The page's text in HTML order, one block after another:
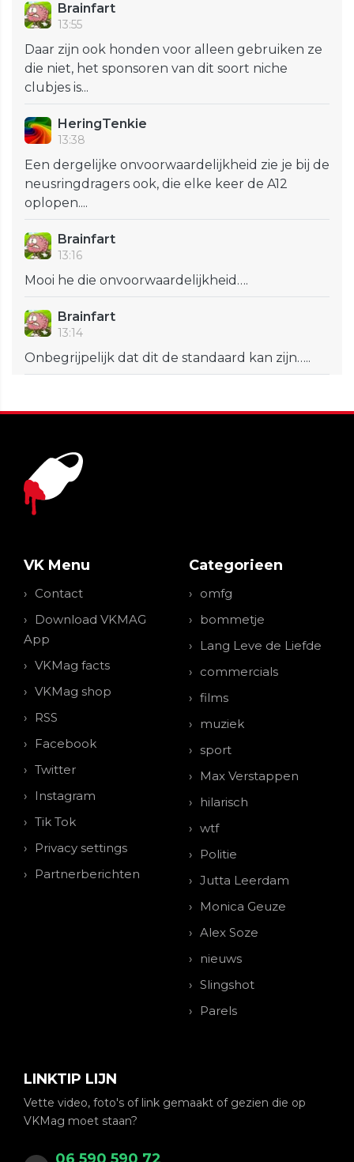
Brainfart
13:55
Daar zijn ook honden voor alleen gebruiken ze
die niet, het sponsoren van dit soort niche
clubjes is...
HeringTenkie
13:38
Een dergelijke onvoorwaardelijkheid zie je bij de
neusringdragers ook, die elke keer de A12
oplopen....
Brainfart
13:16
Mooi he die onvoorwaardelijkheid….
Brainfart
13:14
Onbegrijpelijk dat dit de standaard kan zijn…..
VK Menu
Contact
Download VKMAG
App
VKMag facts
VKMag shop
RSS
Facebook
Twitter
Instagram
Tik Tok
Privacy settings
Partnerberichten
Categorieen
omfg
bommetje
Lang Leve de Liefde
commercials
films
muziek
sport
Max Verstappen
hilarisch
wtf
Politie
Jutta Leerdam
Monica Geuze
Alex Soze
nieuws
Slingshot
Parels
LINKTIP LIJN
Vette video, foto's of link gemaakt of gezien die op
VKMag moet staan?